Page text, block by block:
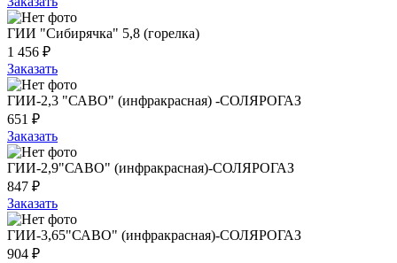
ГИИ "Сибирячка" 5,8 (горелка)
1 456 ₽
Заказать
ГИИ-2,3 "САВО" (инфракрасная) -СОЛЯРОГАЗ
651 ₽
Заказать
ГИИ-2,9"САВО" (инфракрасная)-СОЛЯРОГАЗ
847 ₽
Заказать
ГИИ-3,65"САВО" (инфракрасная)-СОЛЯРОГАЗ
904 ₽